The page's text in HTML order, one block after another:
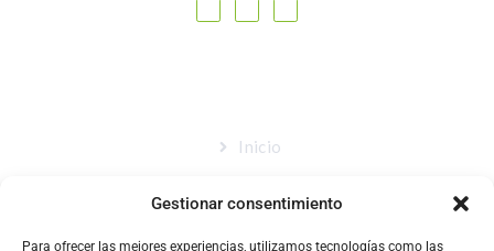
Gestionar consentimiento
Para ofrecer las mejores experiencias, utilizamos tecnologías como las
Inicio